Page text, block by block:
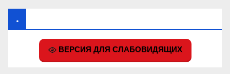
.
ВЕРСИЯ ДЛЯ СЛАБОВИДЯЩИХ